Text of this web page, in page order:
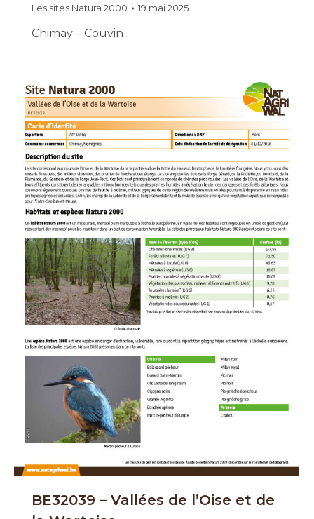
Les sites Natura 2000 19 mai 2025
Chimay – Couvin
BE32039 – Vallées de l’Oise et de